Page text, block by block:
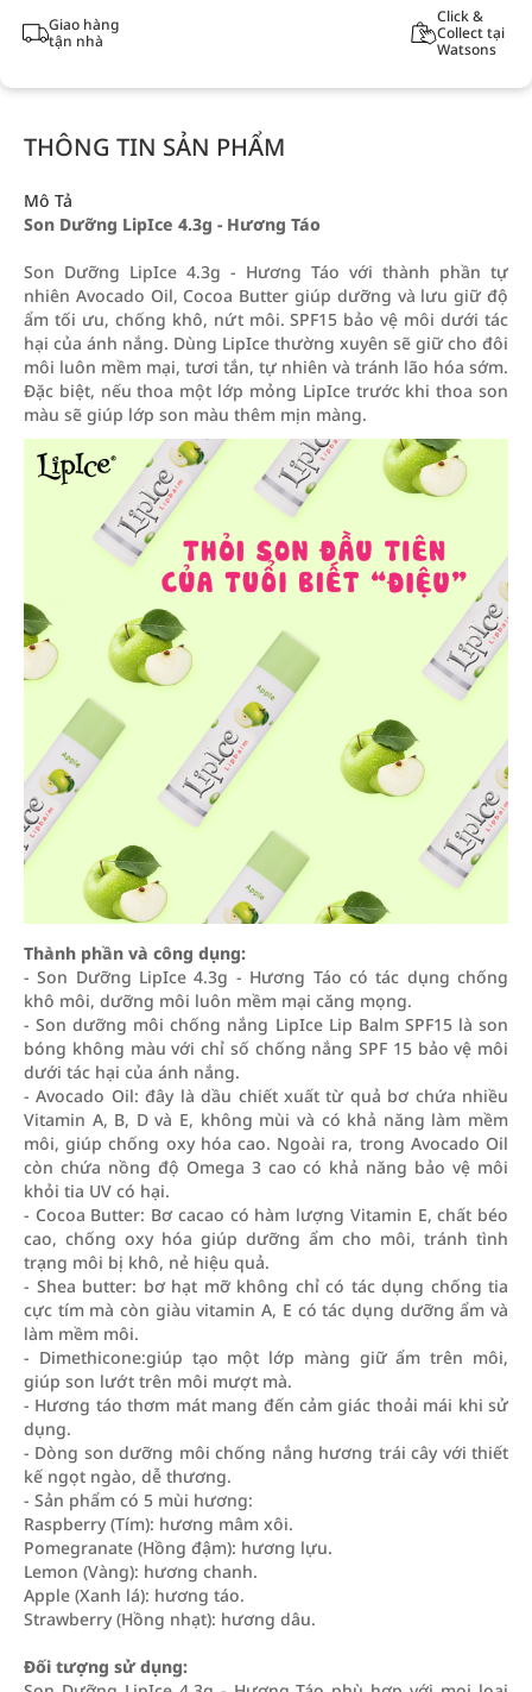
Giao hàng
tận nhà
Click &
Collect tại
Watsons
THÔNG TIN SẢN PHẨM
Mô Tả
Son Dưỡng LipIce 4.3g - Hương Táo
Son Dưỡng LipIce 4.3g - Hương Táo với thành phần tự
nhiên Avocado Oil, Cocoa Butter giúp dưỡng và lưu giữ độ
ẩm tối ưu, chống khô, nứt môi. SPF15 bảo vệ môi dưới tác
hại của ánh nắng. Dùng LipIce thường xuyên sẽ giữ cho đôi
môi luôn mềm mại, tươi tắn, tự nhiên và tránh lão hóa sớm.
Đặc biệt, nếu thoa một lớp mỏng LipIce trước khi thoa son
màu sẽ giúp lớp son màu thêm mịn màng.
Thành phần và công dụng:
- Son Dưỡng LipIce 4.3g - Hương Táo có tác dụng chống
khô môi, dưỡng môi luôn mềm mại căng mọng.
- Son dưỡng môi chống nắng LipIce Lip Balm SPF15 là son
bóng không màu với chỉ số chống nắng SPF 15 bảo vệ môi
dưới tác hại của ánh nắng.
- Avocado Oil: đây là dầu chiết xuất từ quả bơ chứa nhiều
Vitamin A, B, D và E, không mùi và có khả năng làm mềm
môi, giúp chống oxy hóa cao. Ngoài ra, trong Avocado Oil
còn chứa nồng độ Omega 3 cao có khả năng bảo vệ môi
khỏi tia UV có hại.
- Cocoa Butter: Bơ cacao có hàm lượng Vitamin E, chất béo
cao, chống oxy hóa giúp dưỡng ẩm cho môi, tránh tình
trạng môi bị khô, nẻ hiệu quả.
- Shea butter: bơ hạt mỡ không chỉ có tác dụng chống tia
cực tím mà còn giàu vitamin A, E có tác dụng dưỡng ẩm và
làm mềm môi.
- Dimethicone:giúp tạo một lớp màng giữ ẩm trên môi,
giúp son lướt trên môi mượt mà.
- Hương táo thơm mát mang đến cảm giác thoải mái khi sử
dụng.
- Dòng son dưỡng môi chống nắng hương trái cây với thiết
kế ngọt ngào, dễ thương.
- Sản phẩm có 5 mùi hương:
Raspberry (Tím): hương mâm xôi.
Pomegranate (Hồng đậm): hương lựu.
Lemon (Vàng): hương chanh.
Apple (Xanh lá): hương táo.
Strawberry (Hồng nhạt): hương dâu.
Đối tượng sử dụng: